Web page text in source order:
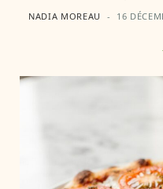
NADIA MOREAU 16